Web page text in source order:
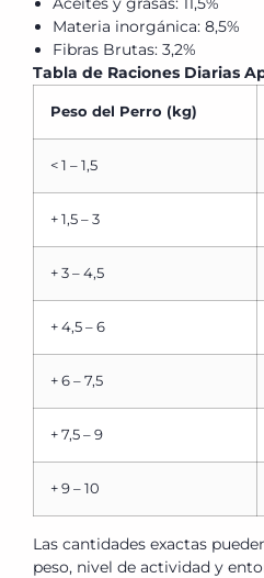
Materia inorgánica: 8,5%
Fibras Brutas: 3,2%
Tabla de Raciones Diarias
Peso del Perro (kg)
< 1 – 1,5
+ 1,5 – 3
+ 3 – 4,5
+ 4,5 – 6
+ 6 – 7,5
+ 7,5 – 9
+ 9 – 10
Las cantidades exactas
peso, nivel de actividad y